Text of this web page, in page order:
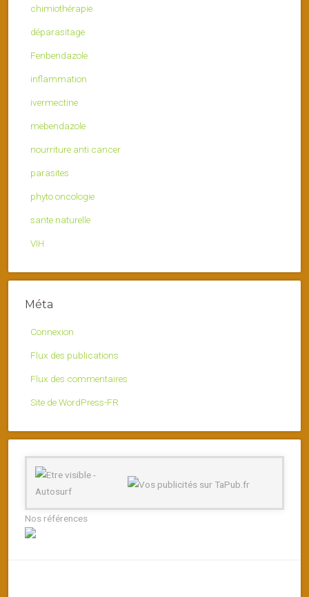
chimiothérapie
déparasitage
Fenbendazole
inflammation
ivermectine
mebendazole
nourriture anti cancer
parasites
phyto oncologie
sante naturelle
VIH
Méta
Connexion
Flux des publications
Flux des commentaires
Site de WordPress-FR
Nos références